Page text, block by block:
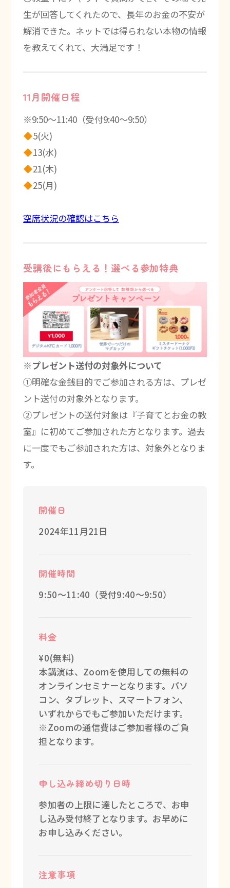
生が回答してくれたので、長年のお金の不安が
解消できた。ネットでは得られない本物の情報
を教えてくれて、大満足です！
11月開催日程
※9:50～11:40（受付9:40～9:50）
5(火)
13(水)
21(木)
25(月)
空席状況の確認はこちら
受講後にもらえる！選べる参加特典
※プレゼント送付の対象外について
①明確な金銭目的でご参加される方は、プレゼ
ント送付の対象外となります。
②プレゼントの送付対象は『子育てとお金の教
室』に初めてご参加された方となります。過去
に一度でもご参加された方は、対象外となりま
す。
開催日
2024年11月21日
開催時間
9:50～11:40（受付9:40～9:50）
料金
¥0(無料)
本講演は、Zoomを使用しての無料の
オンラインセミナーとなります。パソ
コン、タブレット、スマートフォン、
いずれからでもご参加いただけます。
※Zoomの通信費はご参加者様のご負
担となります。
申し込み締め切り日時
参加者の上限に達したところで、お申
し込み受付終了となります。お早めに
お申し込みください。
注意事項